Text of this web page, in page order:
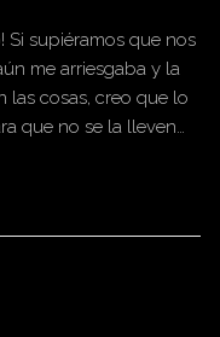
Si supiéramos que nos
me arriesgaba y la
las cosas, creo que lo
que no se la lleven…